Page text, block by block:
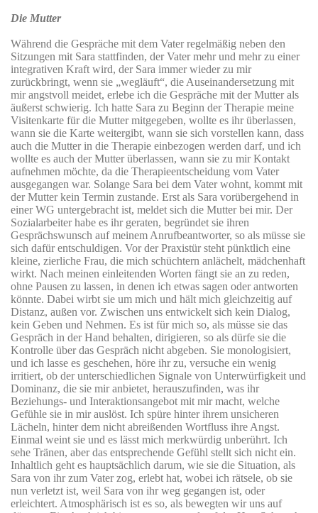
Die Mutter
Während die Gespräche mit dem Vater regelmäßig neben den
Sitzungen mit Sara stattfinden, der Vater mehr und mehr zu einer
integrativen Kraft wird, der Sara immer wieder zu mir
zurückbringt, wenn sie „wegläuft“, die Auseinandersetzung mit
mir angstvoll meidet, erlebe ich die Gespräche mit der Mutter als
äußerst schwierig. Ich hatte Sara zu Beginn der Therapie meine
Visitenkarte für die Mutter mitgegeben, wollte es ihr überlassen,
wann sie die Karte weitergibt, wann sie sich vorstellen kann, dass
auch die Mutter in die Therapie einbezogen werden darf, und ich
wollte es auch der Mutter überlassen, wann sie zu mir Kontakt
aufnehmen möchte, da die Therapieentscheidung vom Vater
ausgegangen war. Solange Sara bei dem Vater wohnt, kommt mit
der Mutter kein Termin zustande. Erst als Sara vorübergehend in
einer WG untergebracht ist, meldet sich die Mutter bei mir. Der
Sozialarbeiter habe es ihr geraten, begründet sie ihren
Gesprächswunsch auf meinem Anrufbeantworter, so als müsse sie
sich dafür entschuldigen. Vor der Praxistür steht pünktlich eine
kleine, zierliche Frau, die mich schüchtern anlächelt, mädchenhaft
wirkt. Nach meinen einleitenden Worten fängt sie an zu reden,
ohne Pausen zu lassen, in denen ich etwas sagen oder antworten
könnte. Dabei wirbt sie um mich und hält mich gleichzeitig auf
Distanz, außen vor. Zwischen uns entwickelt sich kein Dialog,
kein Geben und Nehmen. Es ist für mich so, als müsse sie das
Gespräch in der Hand behalten, dirigieren, so als dürfe sie die
Kontrolle über das Gespräch nicht abgeben. Sie monologisiert,
und ich lasse es geschehen, höre ihr zu, versuche ein wenig
irritiert, ob der unterschiedlichen Signale von Unterwürfigkeit und
Dominanz, die sie mir anbietet, herauszufinden, was ihr
Beziehungs- und Interaktionsangebot mit mir macht, welche
Gefühle sie in mir auslöst. Ich spüre hinter ihrem unsicheren
Lächeln, hinter dem nicht abreißenden Wortfluss ihre Angst.
Einmal weint sie und es lässt mich merkwürdig unberührt. Ich
sehe Tränen, aber das entsprechende Gefühl stellt sich nicht ein.
Inhaltlich geht es hauptsächlich darum, wie sie die Situation, als
Sara von ihr zum Vater zog, erlebt hat, wobei ich rätsele, ob sie
nun verletzt ist, weil Sara von ihr weg gegangen ist, oder
erleichtert. Atmosphärisch ist es so, als bewegten wir uns auf